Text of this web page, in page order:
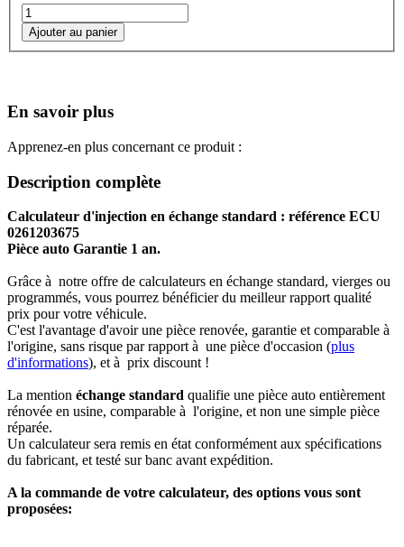
En savoir plus
Apprenez-en plus concernant ce produit :
Description complète
Calculateur d'injection en échange standard : référence ECU
0261203675
Pièce auto Garantie 1 an.
Grâce à notre offre de calculateurs en échange standard, vierges ou
programmés, vous pourrez bénéficier du meilleur rapport qualité
prix pour votre véhicule.
C'est l'avantage d'avoir une pièce renovée, garantie et comparable à
l'origine, sans risque par rapport à une pièce d'occasion (plus
d'informations), et à prix discount !
La mention échange standard qualifie une pièce auto entièrement
rénovée en usine, comparable à l'origine, et non une simple pièce
réparée.
Un calculateur sera remis en état conformément aux spécifications
du fabricant, et testé sur banc avant expédition.
A la commande de votre calculateur, des options vous sont
proposées: